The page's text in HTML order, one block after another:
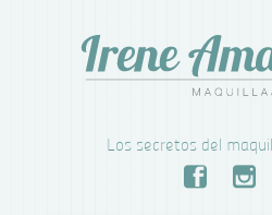
Los secretos del